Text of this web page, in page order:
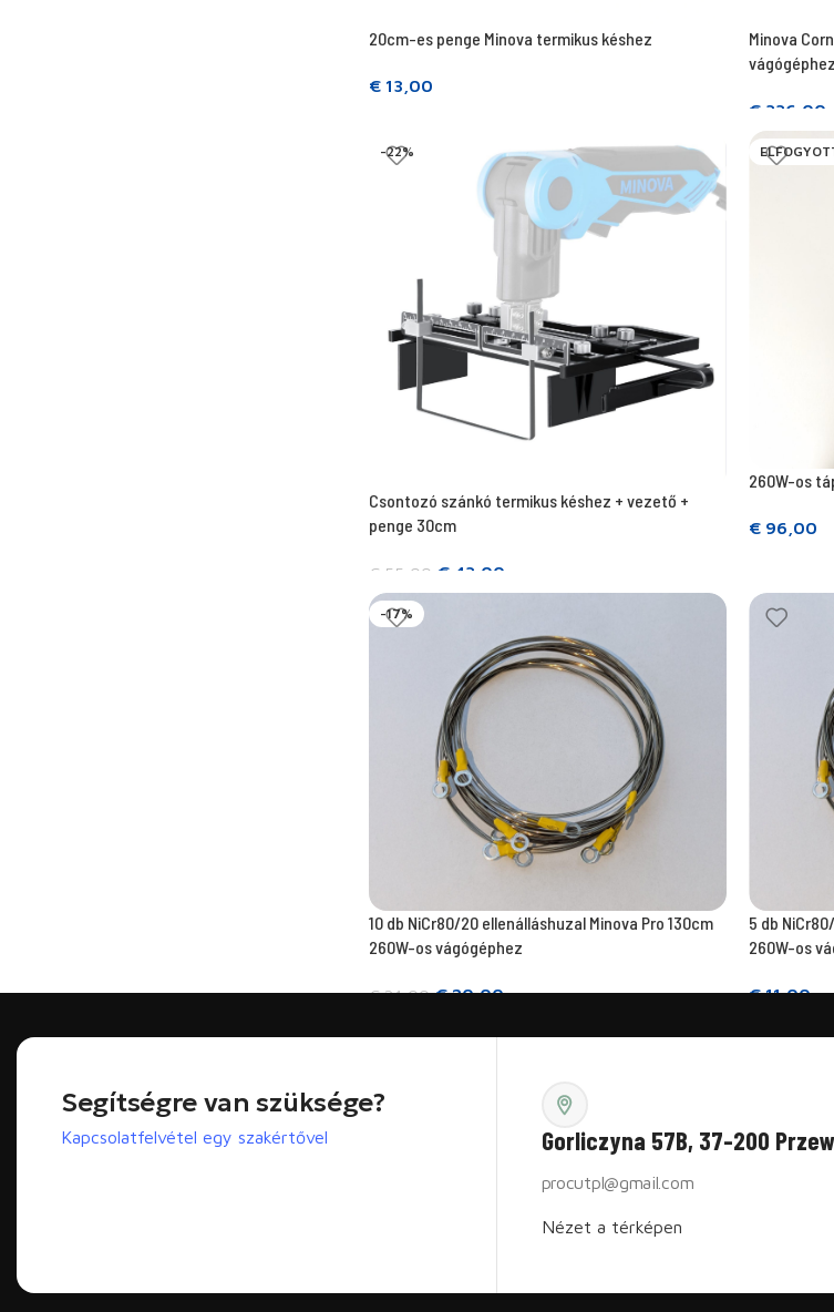
20cm-es penge Minova termikus késhez
€13,00
Minova
vágógéphez
€ 336,00
Tovább
-22%
Csontozó szánkó termikus késhez + vezető +
penge 30cm
€ 55,00 €43,00
Kosárba teszem
260W-os
€ 96,00
-17%
10 db NiCr80/20 ellenálláshuzal Minova Pro 130cm
260W-os vágógéphez
€24,00 €20,00
5 db
260W-os
€11,00
Segítségre van szüksége?
Kapcsolatfelvétel egy szakértővel Gorliczyna 57B, 37-200
procutpl@gmail.com
Nézet a térképen